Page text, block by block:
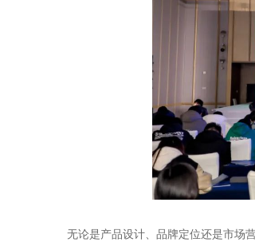
无论是产品设计、品牌定位还是市场